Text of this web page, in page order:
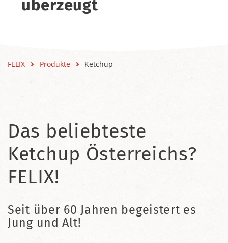
überzeugt
FELIX Produkte Ketchup
Das beliebteste
Ketchup Österreichs?
FELIX!
Seit über 60 Jahren begeistert es
Jung und Alt!